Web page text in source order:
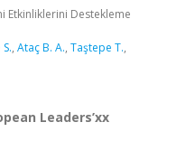
Etkinliklerini Destekleme
, Ataç B. A., Taştepe T.,
Leaders’xx